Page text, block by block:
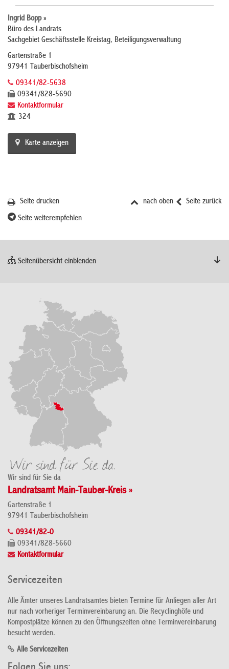
Ingrid Bopp »
Büro des Landrats
Sachgebiet Geschäftsstelle Kreistag, Beteiligungsverwaltung
Gartenstraße 1
97941 Tauberbischofsheim
09341/82-5638
09341/828-5690
Kontaktformular
324
Karte anzeigen
Seite zurück
nach oben
Seite drucken
Seite weiterempfehlen
Seitenübersicht einblenden
Wir sind für Sie da
Landratsamt Main-Tauber-Kreis »
Gartenstraße 1
97941 Tauberbischofsheim
09341/82-0
09341/828-5660
Kontaktformular
Servicezeiten
Alle Ämter unseres Landratsamtes bieten Termine für Anliegen aller Art
nur nach vorheriger Terminvereinbarung an. Die Recyclinghöfe und
Kompostplätze können zu den Öffnungszeiten ohne Terminvereinbarung
besucht werden.
Alle Servicezeiten